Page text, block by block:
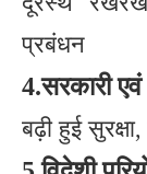
प्रबंधन
4.सरकारी
बढ़ी हुई